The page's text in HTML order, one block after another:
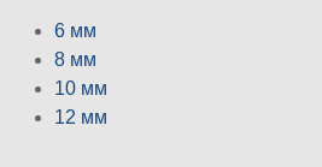
6 мм
8 мм
10 мм
12 мм